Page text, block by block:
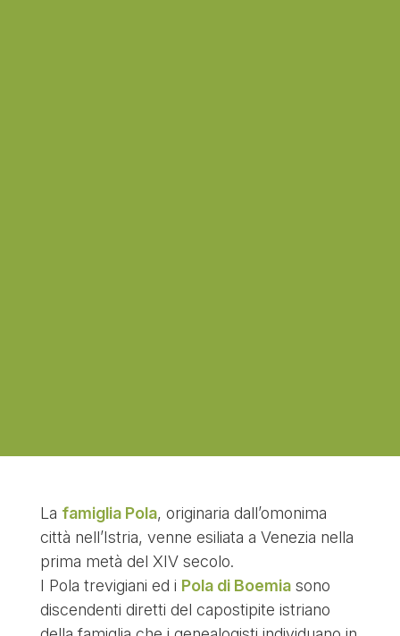
La famiglia Pola, originaria dall’omonima
città nell’Istria, venne esiliata a Venezia nella
prima metà del XIV secolo.
I Pola trevigiani ed i Pola di Boemiasono
discendenti diretti del capostipite istriano